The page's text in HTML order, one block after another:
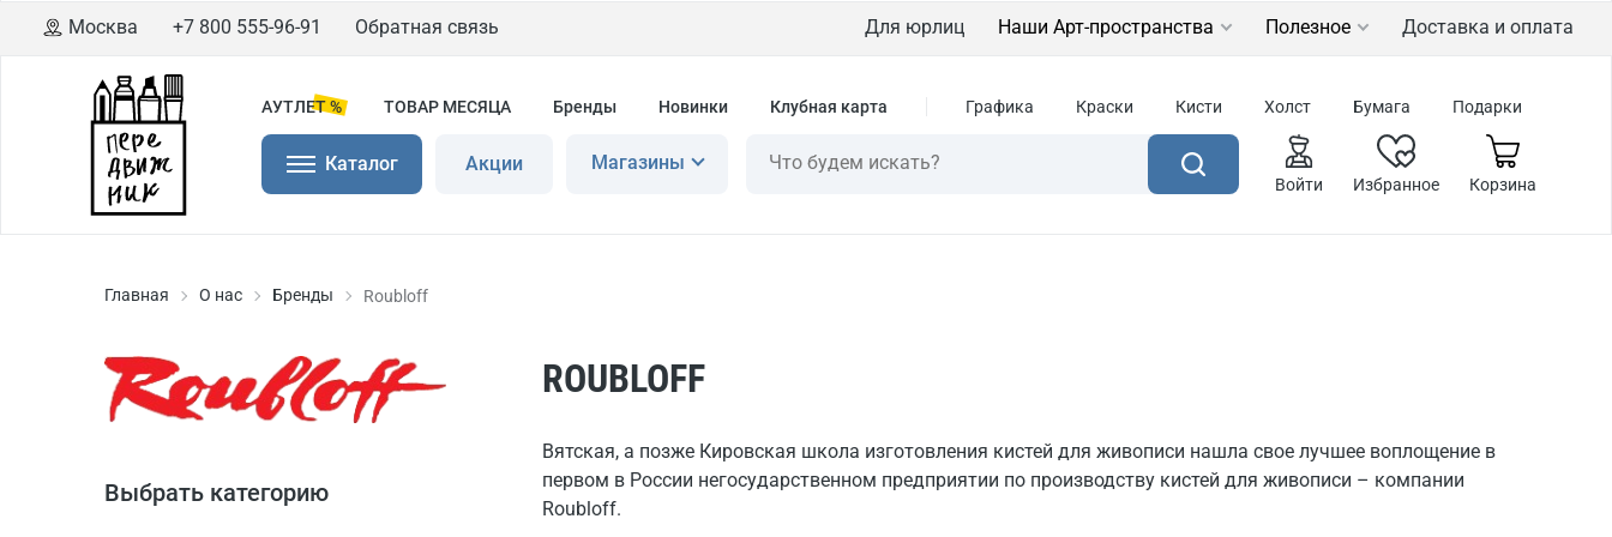
Москва +7 800 555-96-91 Обратная связь Для юрлиц Наши Арт-пространства Полезное Доставка и оплата
АУТЛЕТ % ТОВАР МЕСЯЦА Бренды Новинки Клубная карта Графика Краски Кисти Холст Бумага Подарки
Каталог Акции Магазины
Войти Избранное Корзина
Главная О нас Бренды Roubloff
Выбрать категорию
ROUBLOFF
Вятская, а позже Кировская школа изготовления кистей для живописи нашла свое лучшее воплощение в
первом в России негосударственном предприятии по производству кистей для живописи – компании
Roubloff.